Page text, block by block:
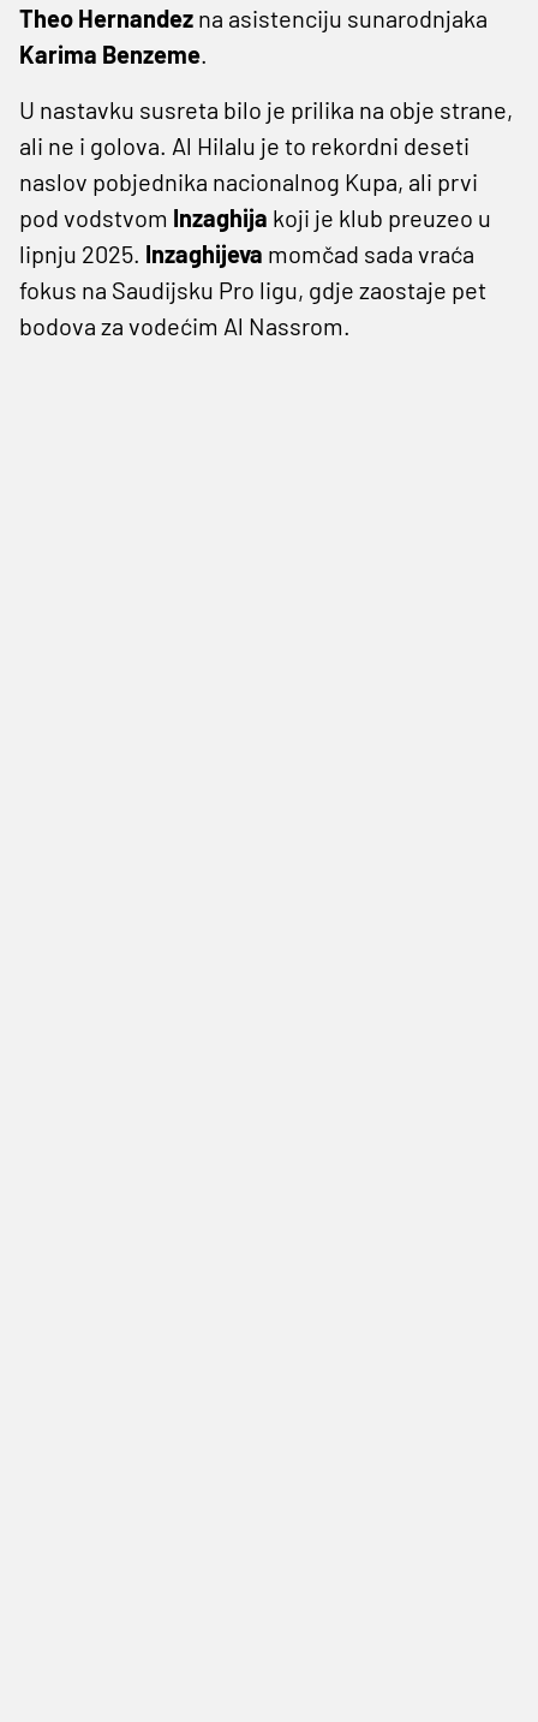
Theo Hernandez na asistenciju sunarodnjaka
Karima Benzeme.
U nastavku susreta bilo je prilika na obje strane,
ali ne i golova. Al Hilalu je to rekordni deseti
naslov pobjednika nacionalnog Kupa, ali prvi
pod vodstvom Inzaghija koji je klub preuzeo u
lipnju 2025. Inzaghijeva momčad sada vraća
fokus na Saudijsku Pro ligu, gdje zaostaje pet
bodova za vodećim Al Nassrom.